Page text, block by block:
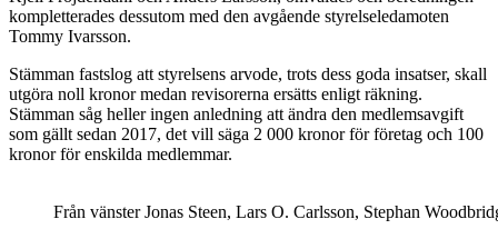
kompletterades dessutom med den avgående styrelseledamoten
Tommy Ivarsson.
Stämman fastslog att styrelsens arvode, trots dess goda insatser, skall
utgöra noll kronor medan revisorerna ersätts enligt räkning.
Stämman såg heller ingen anledning att ändra den medlemsavgift
som gällt sedan 2017, det vill säga 2 000 kronor för företag och 100
kronor för enskilda medlemmar.
Från vänster Jonas Steen, Lars O. Carlsson, Stephan